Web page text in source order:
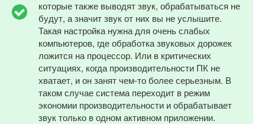
которые также выводят звук, обрабатываться не
будут, а значит звук от них вы не услышите.
Такая настройка нужна для очень слабых
компьютеров, где обработка звуковых дорожек
ложится на процессор. Или в критических
ситуациях, когда производительности ПК не
хватает, и он занят чем-то более серьезным. В
таком случае система переходит в режим
экономии производительности и обрабатывает
звук только в одном активном приложении.